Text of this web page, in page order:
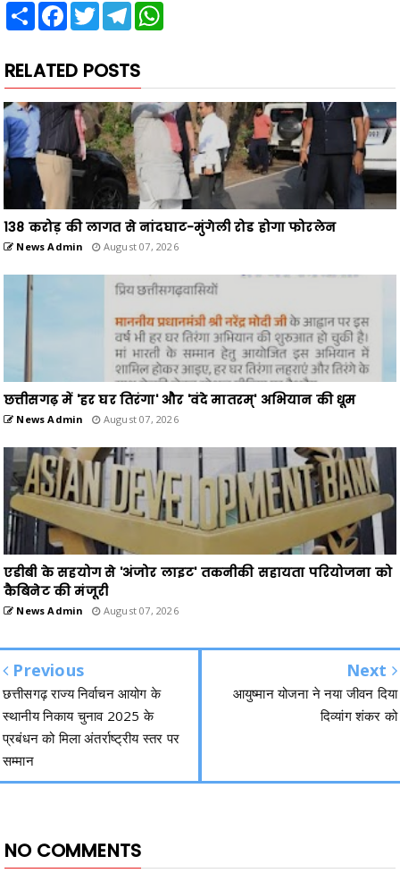
Share Facebook
TwitterTelegram
RELATED POSTS
138 करोड़ की लागत से नांदघाट-मुंगेली रोड होगा फोरलेन
News Admin August 07, 2026
छत्तीसगढ़ में 'हर घर तिरंगा' और 'वंदे मातरम्' अभियान की धूम
News Admin August 07, 2026
एडीबी के सहयोग से 'अंजोर लाइट' तकनीकी सहायता परियोजना को
कैबिनेट की मंजूरी
News Admin August 07, 2026
Previous
छत्तीसगढ़ राज्य निर्वाचन आयोग के
स्थानीय निकाय चुनाव 2025 के
प्रबंधन को मिला अंतर्राष्ट्रीय स्तर पर
सम्मान
Next
आयुष्मान योजना ने नया जीवन दिया
दिव्यांग शंकर को
NO COMMENTS